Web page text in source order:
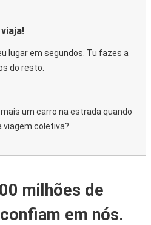
lugar em segundos. Tu fazes a
do resto.
um carro na estrada quando
viagem coletiva?
milhões de
em nós.